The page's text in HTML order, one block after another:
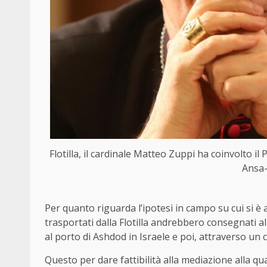
Flotilla, il cardinale Matteo Zuppi ha coinvolto il
Per quanto riguarda l’ipotesi in campo su cui si
trasportati dalla Flotilla andrebbero consegnati
al porto di Ashdod in Israele e poi, attraverso
Questo per dare fattibilità alla mediazione alla